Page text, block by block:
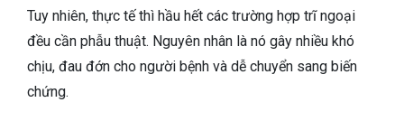
Tuy nhiên, thực tế thì hầu hết các trường hợp trĩ ngoại
đều cần phẫu thuật. Nguyên nhân là nó gây nhiều khó
chịu, đau đớn cho người bệnh và dễ chuyển sang biến
chứng.